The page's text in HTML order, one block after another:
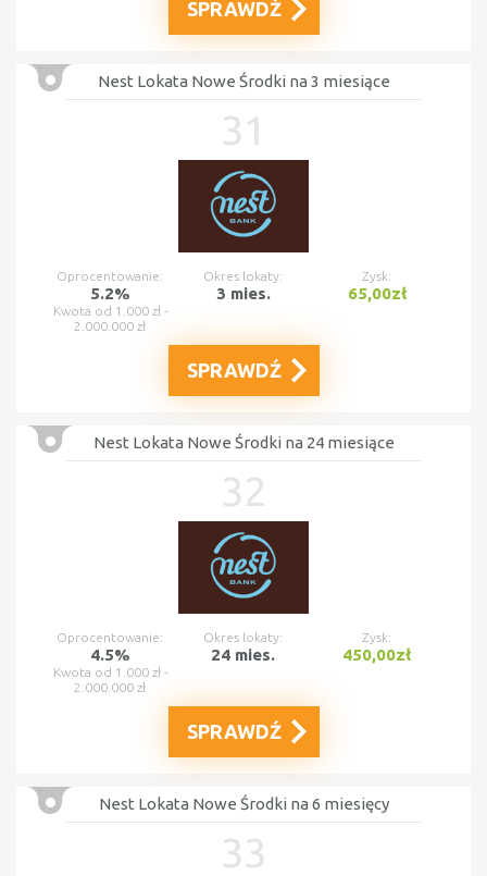
SPRAWDŹ
Nest Lokata Nowe Środki na 3 miesiące
31
Oprocentowanie: Okres lokaty: Zysk:
5.2% 3 mies. 65,00zł
Kwota od 1.000 zł -
2.000.000 zł
SPRAWDŹ
Nest Lokata Nowe Środki na 24 miesiące
32
Oprocentowanie: Okres lokaty: Zysk:
4.5% 24 mies. 450,00zł
Kwota od 1.000 zł -
2.000.000 zł
SPRAWDŹ
Nest Lokata Nowe Środki na 6 miesięcy
33